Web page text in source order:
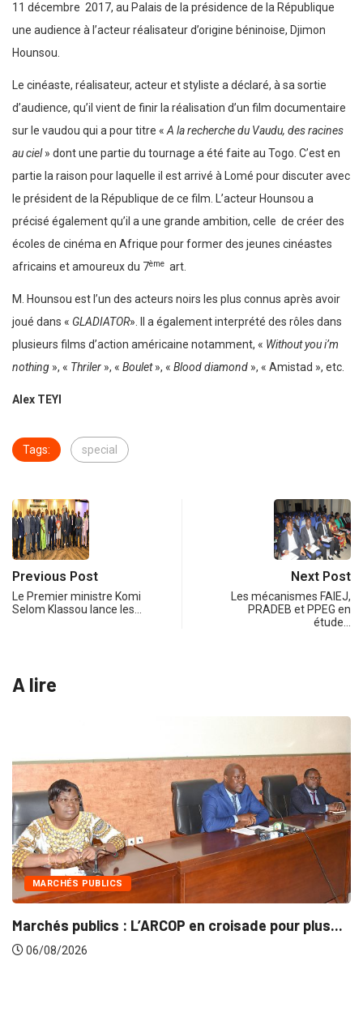
11 décembre 2017, au Palais de la présidence de la République
une audience à l’acteur réalisateur d’origine béninoise, Djimon
Hounsou.
Le cinéaste, réalisateur, acteur et styliste a déclaré, à sa sortie
d’audience, qu’il vient de finir la réalisation d’un film documentaire
sur le vaudou qui a pour titre «A la recherche du Vaudu, des racines
au ciel» dont une partie du tournage a été faite au Togo. C’est en
partie la raison pour laquelle il est arrivé à Lomé pour discuter avec
le président de la République de ce film. L’acteur Hounsou a
précisé également qu’il a une grande ambition, celle de créer des
écoles de cinéma en Afrique pour former des jeunes cinéastes
africains et amoureux du 7ème art.
M. Hounsou est l’un des acteurs noirs les plus connus après avoir
joué dans « GLADIATOR». Il a également interprété des rôles dans
plusieurs films d’action américaine notamment, « Without you i’m
nothing », « Thriler », « Boulet», « Blood diamond », « Amistad », etc.
Alex TEYI
Tags: special
Previous Post
Le Premier ministre Komi
Selom Klassou lance les…
Next Post
Les mécanismes FAIEJ,
PRADEB et PPEG en
étude…
A lire
en croisade pour plus...
INTÉGRATION RÉGIONALE
Gestion concertée et